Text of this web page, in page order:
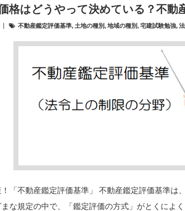
格はどうやって決めている？不動
不動産鑑定評価基準, 土地の種別, 地域の種別, 宅建試験勉強,
「不動産鑑定評価基準」 不動産鑑定評価基準は
な規定の中で、「鑑定評価の方式」がとくによ